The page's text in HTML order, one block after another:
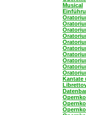
Musical
Kantate